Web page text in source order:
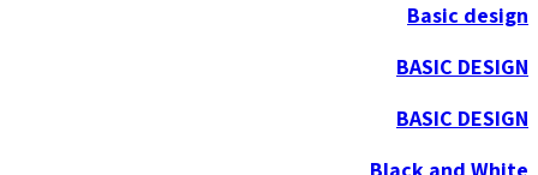
Basic design
BASIC DESIGN
BASIC DESIGN